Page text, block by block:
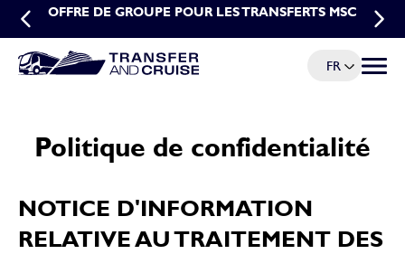
OFFRE DE GROUPE POUR LES TRANSFERTS MSC
OFFRE SPÉCIALE POUR LES RÉSERVATIONS
FR Menu
Politique de confidentialité
NOTICE D'INFORMATION
RELATIVE AU TRAITEMENT DES